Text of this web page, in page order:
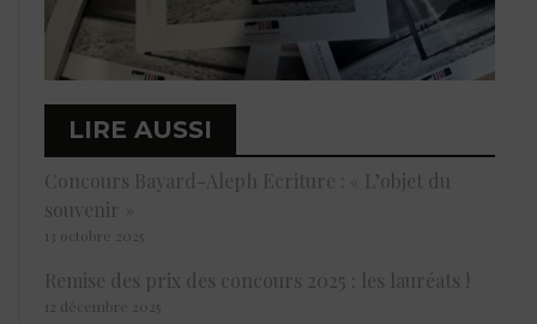
LIRE AUSSI
Concours Bayard-Aleph Ecriture : « L’objet du
souvenir »
13 octobre 2025
Remise des prix des concours 2025 : les lauréats !
12 décembre 2025